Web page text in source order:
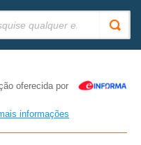
oferecida por
informações